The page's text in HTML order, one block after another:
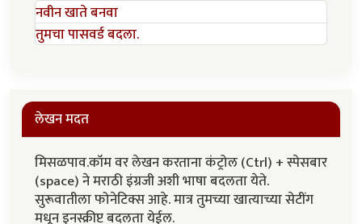
नवीन खाते बनवा
तुमचा पासवर्ड बदला.
लेखन मदत
मिसळपाव.कॉम वर लेखन करताना कंट्रोल (Ctrl) + स्पेसबार
(space) ने मराठी इंग्रजी अशी भाषा बदलता येते.
सुरूवातीला फोनेटिक्स आहे. मात्र तुमच्या खात्याच्या सेटींग
मधून इनस्क्रीप्ट बदलता येईल.